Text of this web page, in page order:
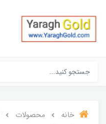
خانه محصولات